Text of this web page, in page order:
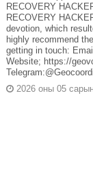
RECOVERY
RECOVERY
devotion, which
highly recommend
getting in touch:
Website; https://
2026 оны 05